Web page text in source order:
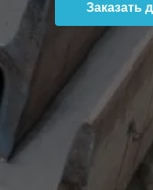
Заказать